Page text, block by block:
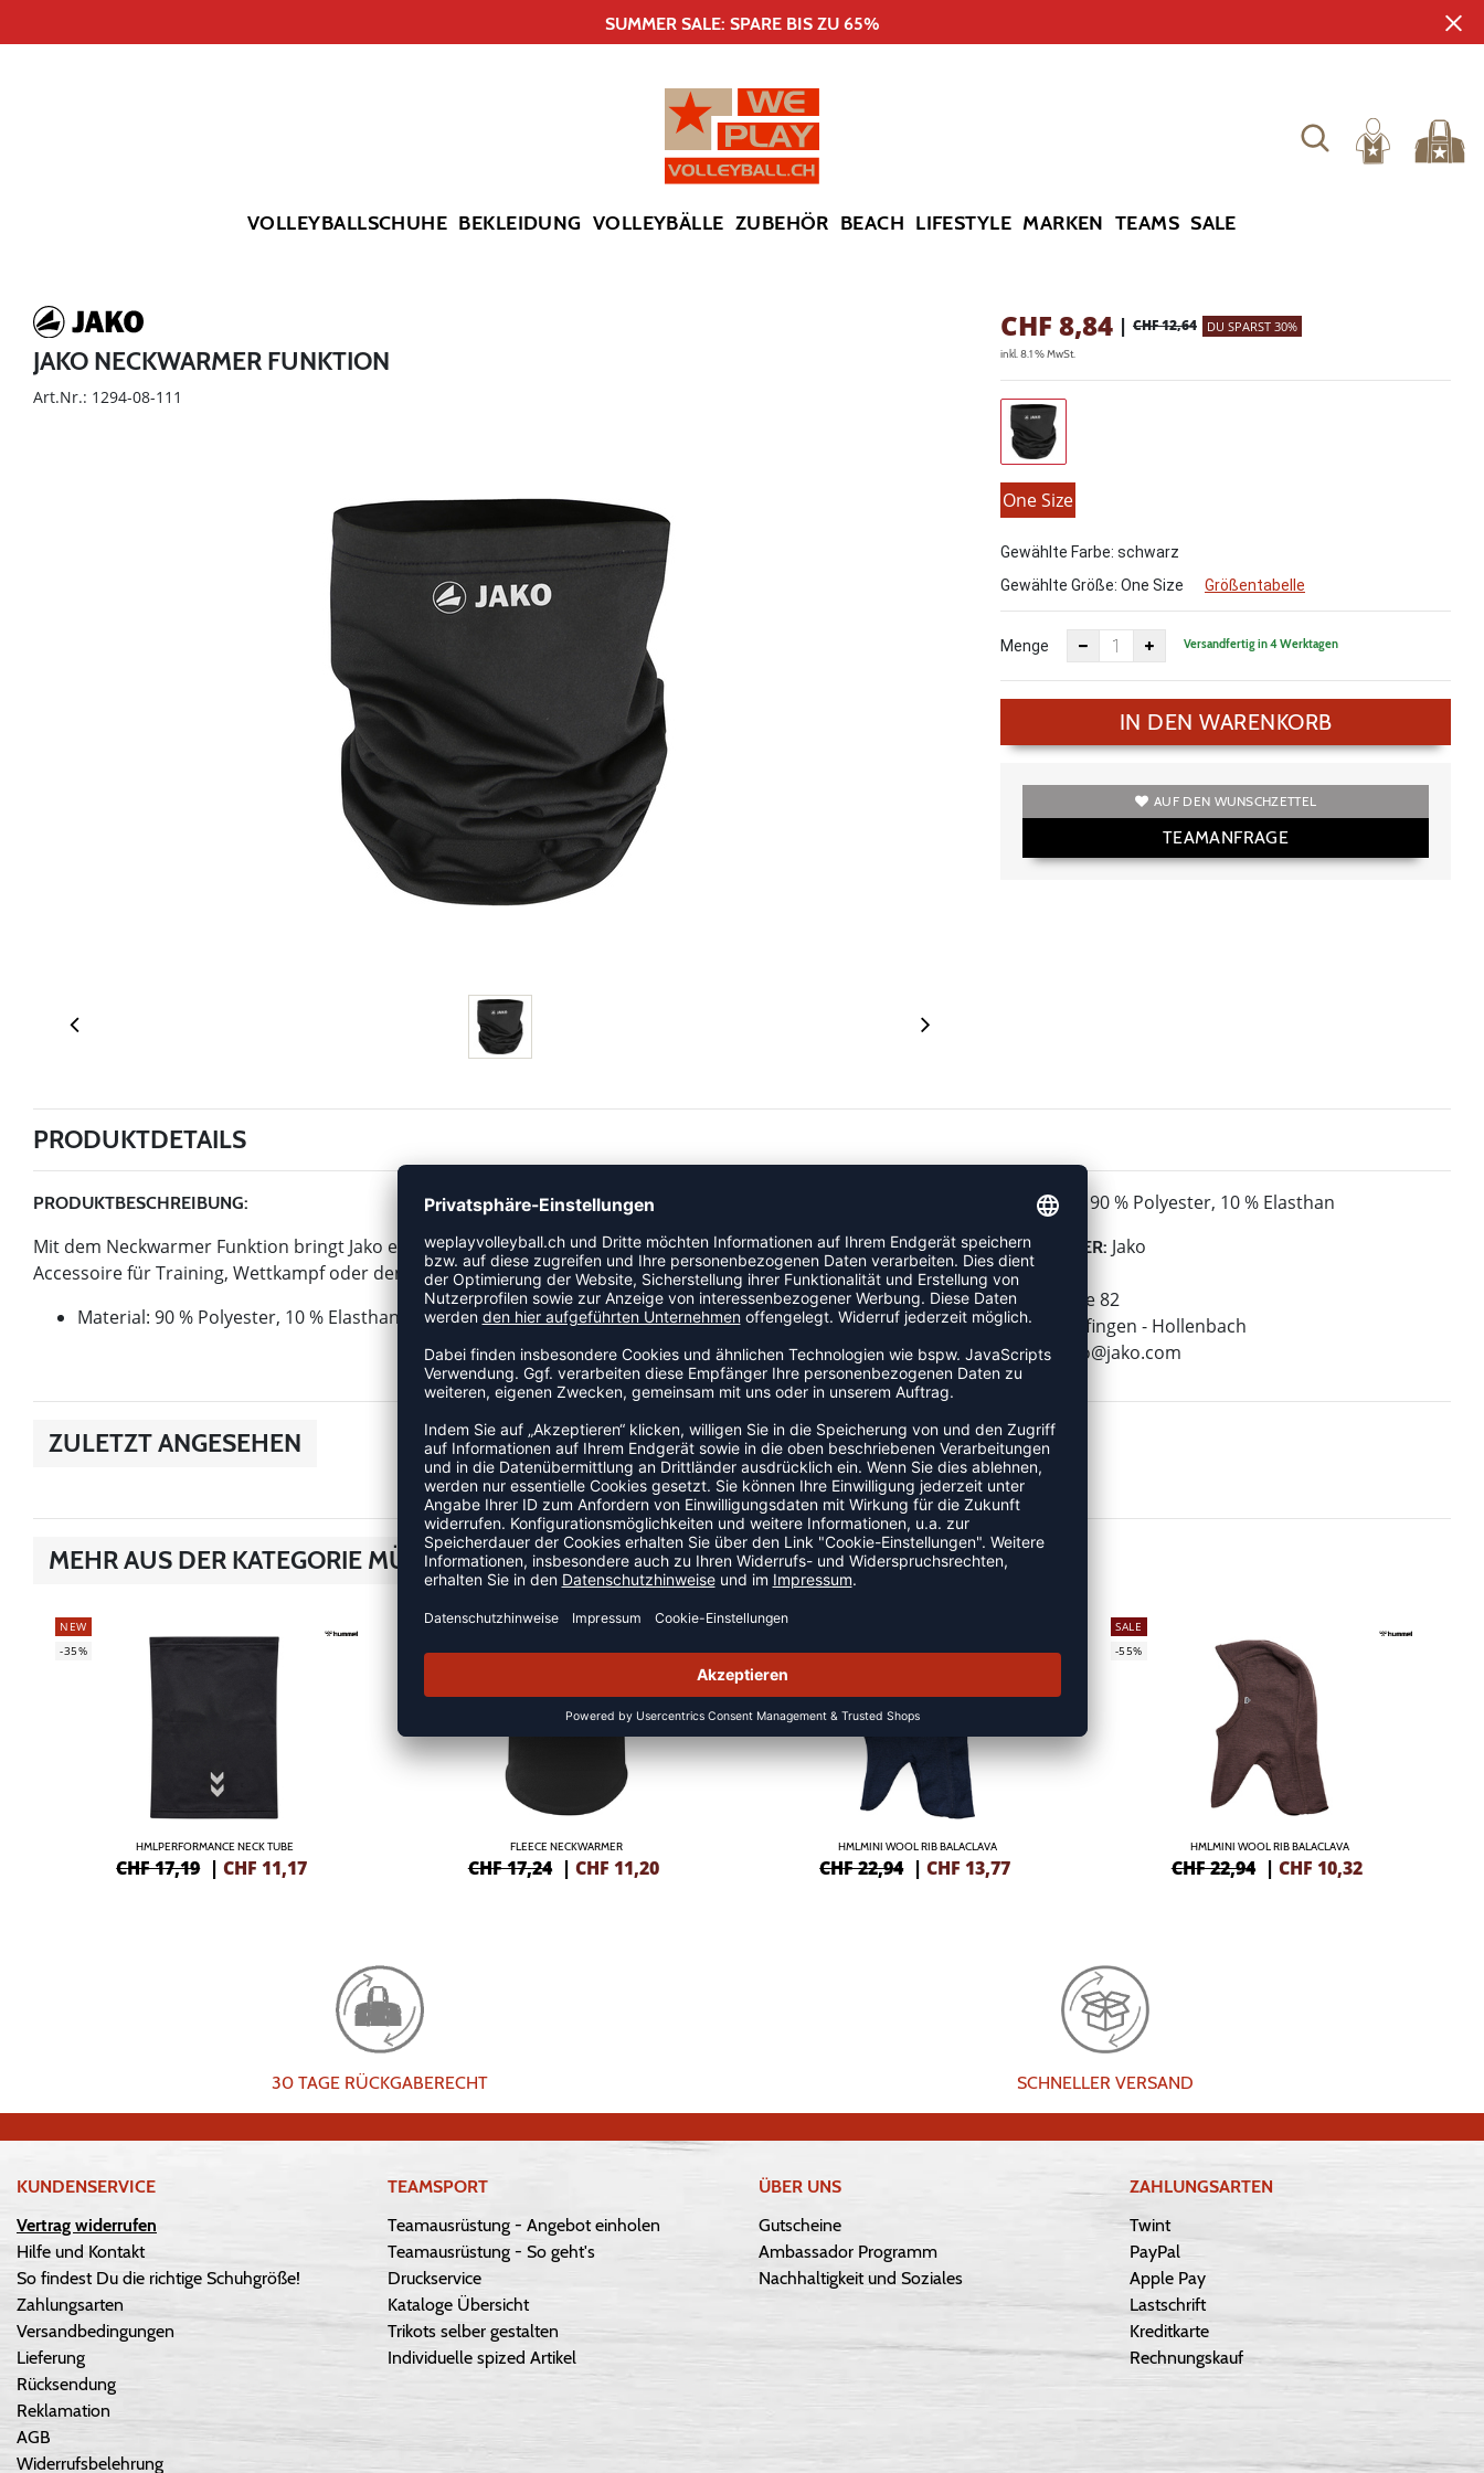
SUMMER SALE: SPARE BIS ZU 65%
VOLLEYBALLSCHUHE BEKLEIDUNG VOLLEYBÄLLE ZUBEHÖR BEACH LIFESTYLE MARKEN TEAMS SALE
JAKO NECKWARMER FUNKTION
Art.Nr.: 1294-08-111
CHF 8,84 | CHF 12,64 DU SPARST 30%
inkl. 8.1 % MwSt.
One Size
Gewählte Farbe: schwarz
Gewählte Größe: One Size Größentabelle
Menge Versandfertig in 4 Werktagen
IN DEN WARENKORB
AUF DEN WUNSCHZETTEL
TEAMANFRAGE
PRODUKTDETAILS
PRODUKTBESCHREIBUNG:
Mit dem Neckwarmer Funktion bringt Jako einen Artikel der Kategorie Neck Tube an den Start. Ein praktisches
Accessoire für Training, Wettkampf oder den Vereinsalltag.
Material: 90 % Polyester, 10 % Elasthan
MATERIAL: 90 % Polyester, 10 % Elasthan
HERSTELLER: Jako
Jako AG
Amtstrasse 82
74673 Mulfingen - Hollenbach
E-Mail:
info@jako.com
ZULETZT ANGESEHEN
MEHR AUS DER KATEGORIE MÜTZEN & SCHALS
NEW
-35%
HMLPERFORMANCE NECK TUBE
CHF 17,19 |CHF 11,17
NEW
-35%
FLEECE NECKWARMER
CHF 17,24 | CHF 11,20
SALE
-40%
HMLMINI WOOL RIB BALACLAVA
CHF 22,94 |CHF 13,77
SALE
-55%
HMLMINI WOOL RIB BALACLAVA
CHF 22,94 | CHF 10,32
30 TAGE RÜCKGABERECHT SCHNELLER VERSAND
KUNDENSERVICE
Vertrag widerrufen
Hilfe und Kontakt
So findest Du die richtige Schuhgröße!
Zahlungsarten
Versandbedingungen
Lieferung
Rücksendung
Reklamation
AGB
Widerrufsbelehrung
TEAMSPORT
Teamausrüstung - Angebot einholen
Teamausrüstung - So geht's
Druckservice
Kataloge Übersicht
Trikots selber gestalten
Individuelle spized Artikel
ÜBER UNS
Gutscheine
Ambassador Programm
Nachhaltigkeit und Soziales
ZAHLUNGSARTEN
Twint
PayPal
Apple Pay
Lastschrift
Kreditkarte
Rechnungskauf